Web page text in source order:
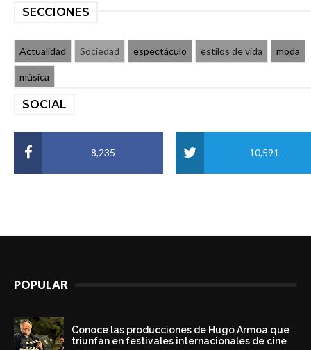
SECCIONES
Actualidad Sociedad espectáculo estilos de vida moda
música
SOCIAL
8,235 10,591
POPULAR
Conoce las producciones de Hugo Armoa que
triunfan en festivales internacionales de cine